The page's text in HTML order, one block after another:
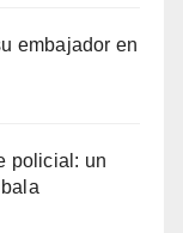
embajador en
policial: un